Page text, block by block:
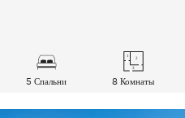
5 Спальни 8 Комнаты